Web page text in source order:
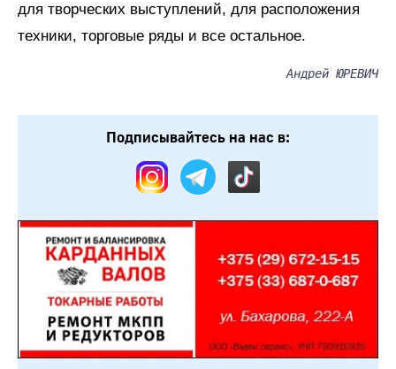
для творческих выступлений, для расположения
техники, торговые ряды и все остальное.
Андрей ЮРЕВИЧ
Подписывайтесь на нас в: